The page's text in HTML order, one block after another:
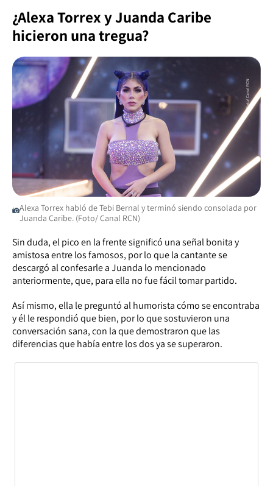
¿Alexa Torrex y Juanda Caribe
hicieron una tregua?
Alexa Torrex habló de Tebi Bernal y terminó siendo consolada por
Juanda Caribe. (Foto/ Canal RCN)
Sin duda, el pico en la frente significó una señal bonita y
amistosa entre los famosos, por lo que la cantante se
descargó al confesarle a Juanda lo mencionado
anteriormente, que, para ella no fue fácil tomar partido.
Así mismo, ella le preguntó al humorista cómo se encontraba
y él le respondió que bien, por lo que sostuvieron una
conversación sana, con la que demostraron que las
diferencias que había entre los dos ya se superaron.